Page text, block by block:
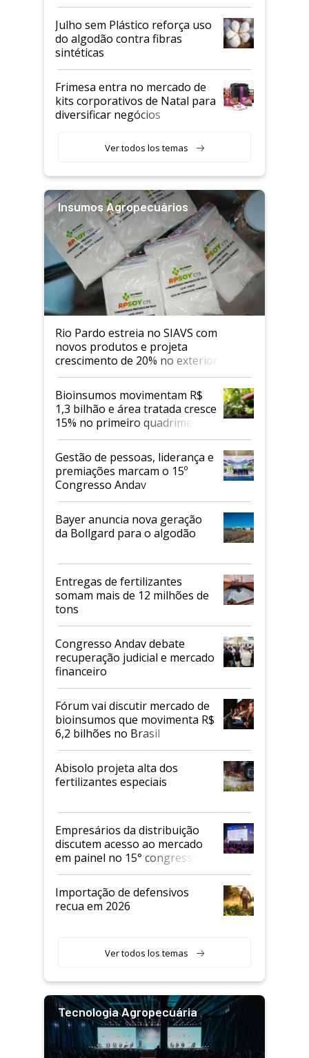
Julho sem Plástico reforça uso
do algodão contra fibras
sintéticas
Frimesa entra no mercado de
kits corporativos de Natal para
diversificar negócios
Ver todos los temas
Insumos Agropecuários
Rio Pardo estreia no SIAVS com
novos produtos e projeta
crescimento de 20% no exterior
Bioinsumos movimentam R$
1,3 bilhão e área tratada cresce
15% no primeiro quadrimestre
de 2026
Gestão de pessoas, liderança e
premiações marcam o 15º
Congresso Andav
Bayer anuncia nova geração
da Bollgard para o algodão
Entregas de fertilizantes
somam mais de 12 milhões de
tons
Congresso Andav debate
recuperação judicial e mercado
financeiro
Fórum vai discutir mercado de
bioinsumos que movimenta R$
6,2 bilhões no Brasil
Abisolo projeta alta dos
fertilizantes especiais
Empresários da distribuição
discutem acesso ao mercado
em painel no 15° congresso
Andav
Importação de defensivos
recua em 2026
Ver todos los temas
Tecnologia Agropecuária